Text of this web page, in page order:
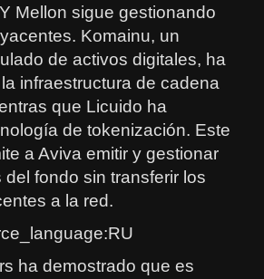
Mellon sigue gestionando
Komainu, un
de activos digitales, ha
infraestructura de cadena
que Licuido ha
de tokenización. Este
a Aviva emitir y gestionar
fondo sin transferir los
a la red.
ha demostrado que es